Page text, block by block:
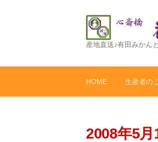
へ
産地直送♪有田みかん
HOME 生産者の
2008年5